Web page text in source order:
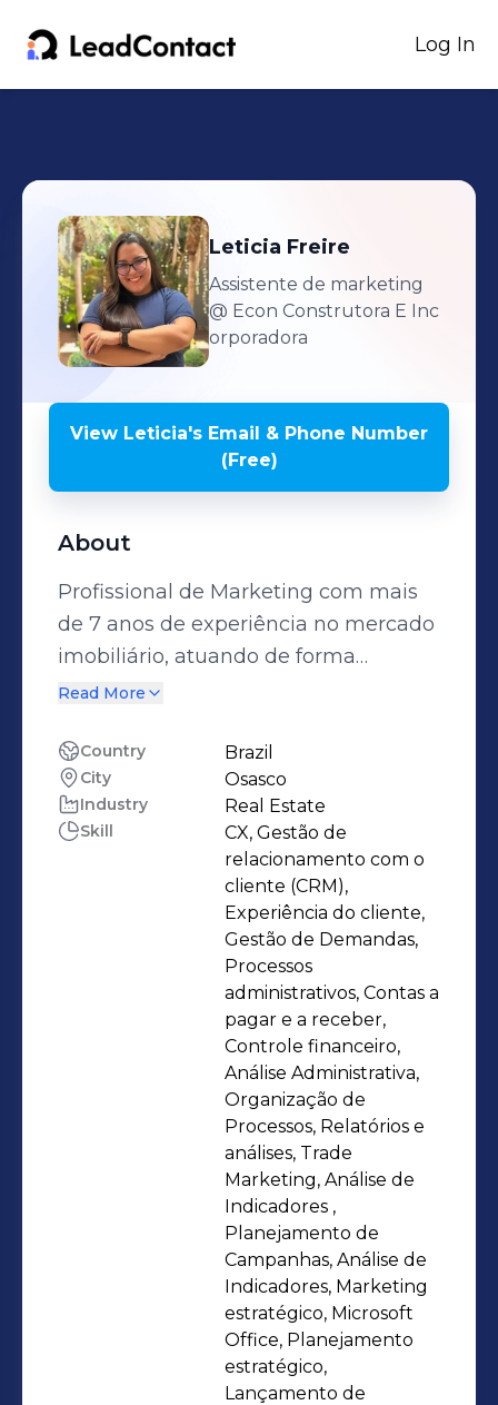
Log In
Leticia Freire
Assistente de marketing
@ Econ Construtora E Inc
orporadora
View Leticia's Email & Phone Number
(Free)
About
Profissional de Marketing com mais
de 7 anos de experiência no mercado
imobiliário, atuando de forma
estratégica no lançamento de
de eventos, além da abertura e
ativação de PDVs. Possuo experiência
em marketing 360°, com foco em
performance, posicionamento de
marca e desenvolvimento de
estratégias que conectam negócio,
público e resultado.Ao longo da
minha trajetória, também desenvolvi
experiência nas áreas financeira e
fiscal, com atuação em rotinas de
contas a pagar e contas a receber,
utilizando o sistema SAP e apoiando
processos relacionados à área fiscal.
Essa vivência me proporcionou uma
visão mais ampla do negócio, unindo
estratégia, gestão e operação.Sou
movida por desafios, organização e
pela busca constante de soluções que
gerem valor para a empresa e para os
Read More
Country Brazil
City Osasco
Industry Real Estate
Skill
CX, Gestão de
relacionamento com o
cliente (CRM),
Experiência do cliente,
Gestão de Demandas,
Processos
administrativos, Contas a
pagar e a receber,
Controle financeiro,
Análise Administrativa,
Organização de
Processos, Relatórios e
análises, Trade
Marketing, Análise de
Indicadores ,
Planejamento de
Campanhas, Análise de
Indicadores, Marketing
estratégico, Microsoft
Office, Planejamento
estratégico,
Lançamento de